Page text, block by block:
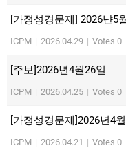
[가정성경문제] 2026냔5
ICPM | 2026.04.29 | Votes 0
[주보]2026년4월26일
ICPM | 2026.04.25 | Votes 0
[가정성경문제]2026년4
ICPM | 2026.04.21 | Votes 0